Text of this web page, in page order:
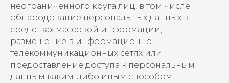
неограниченного круга лиц, в том числе
обнародование персональных данных в
средствах массовой информации,
размещение в информационно-
телекоммуникационных сетях или
предоставление доступа к персональным
данным каким-либо иным способом.